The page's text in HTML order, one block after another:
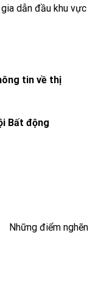
dẫn đầu khu vực
tin về thị
Bất động
Những điểm nghẽn